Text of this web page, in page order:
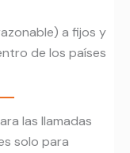
a fijos y
de los países
las llamadas
solo para